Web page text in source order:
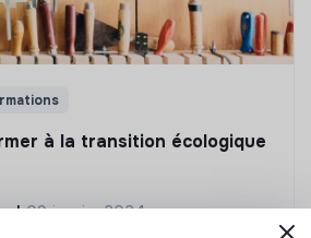
à la transition écologique
•09 janvier 2024